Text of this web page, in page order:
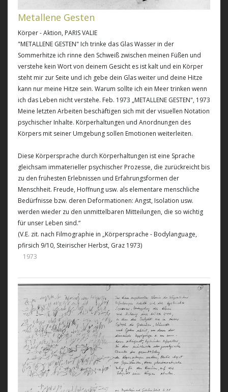
Metallene Gesten
Körper - Aktion, PARIS VALIE
"METALLENE GESTEN" Ich trinke das Glas Wasser in der
Sommerhitze ich rinne den Schweiß zwischen meinen Füßen und
verstehe kein Wort von deinem Gesicht es ist kalt und ein Körper
steht mir zur Seite und ich gebe dein Glas weiter und deine Hitze
kann nur meine Hitze sein. Warum sollte ich ein Meer trinken wenn
ich das Leben nicht verstehe. Feb. 1973 „METALLENE GESTEN", 1973
Meine letzten Arbeiten beschäftigen sich mit der visuellen Notation
psychischer Inhalte. Körperhaltungen und Anordnungen des
Körpers mit seiner Umgebung sollen Emotionen weiterleiten.
Diese Körpersprache durch Körperhaltungen ist eine Sprache
gleichsam immaterieller psychischer Prozesse, die zurückreicht bis
zu den frühesten Erlebnissen und Erfahrungsformen der
Menschheit. Freude, Hoffnung usw. als elementare menschliche
Bedürfnisse bzw. deren Deformationen: Angst, Isolation usw.
werden wieder zu den unmittelbaren Mitteilungen, die so wichtig
für unser Leben sind.“
(V.E. zit. nach Filmographie in „Körpersprache - Bodylanguage,
pfirsich 9/10, Steirischer Herbst, Graz 1973)
1973